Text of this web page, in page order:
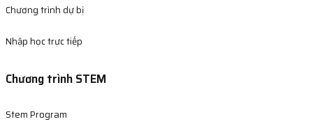
Chương trình dự bị
Nhập học trực tiếp
Chương trình STEM
Stem Program